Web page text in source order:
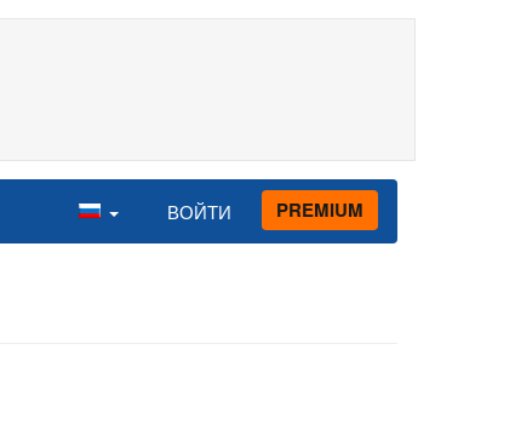
ВОЙТИ PREMIUM